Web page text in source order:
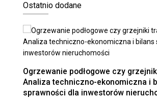
Ostatnio dodane
Ogrzewanie podłogowe czy
Analiza techniczno-ekonomiczna i
sprawności dla inwestorów